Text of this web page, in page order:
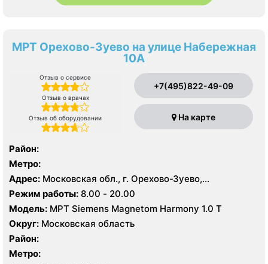
МРТ Орехово-Зуево на улице Набережная
10А
Отзыв о сервисе
Отзыв о врачах
Отзыв об оборудовании
+7(495)822-49-09
На карте
Район:
Метро:
Адрес: Московская обл., г. Орехово-Зуево,
Набережная ул., 10А
Режим работы: 8.00 - 20.00
Модель: МРТ Siemens Magnetom Harmony 1.0 Т
Округ: Московская область
Район:
Метро: